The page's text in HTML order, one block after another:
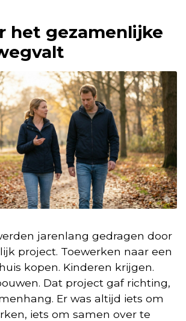
het gezamenlijke
jarenlang gedragen door
project. Toewerken naar een
kopen. Kinderen krijgen.
Dat project gaf richting,
Er was altijd iets om
iets om samen over te